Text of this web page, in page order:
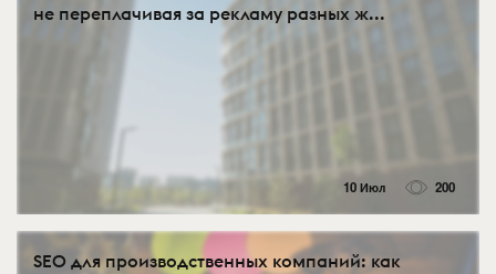
не переплачивая за рекламу разных ж...
10 Июл 200
SEO для производственных компаний: как